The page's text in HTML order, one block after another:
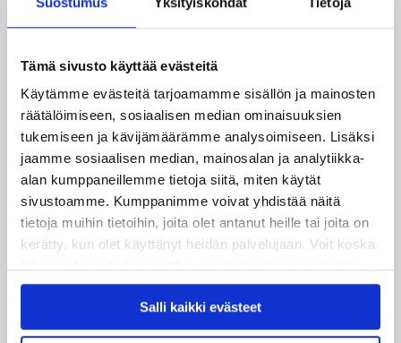
Tämä sivusto käyttää evästeitä
Käytämme evästeitä tarjoamamme sisällön ja mainosten
räätälöimiseen, sosiaalisen median ominaisuuksien
tukemiseen ja kävijämäärämme analysoimiseen. Lisäksi
jaamme sosiaalisen median, mainosalan ja analytiikka-
alan kumppaneillemme tietoja siitä, miten käytät
sivustoamme. Kumppanimme voivat yhdistää näitä
tietoja muihin tietoihin, joita olet antanut heille tai joita on
kerätty, kun olet käyttänyt heidän palvelujaan. Voit koska
käytöstäEvästeet-sivultamme.
Salli kaikki evästeet
Joukkueen yhteisharjoitukset ovat alkaneet – ensimmäinen
JYPin harjoitusottelut tulevalle 2026-2027 kaudelle on
julkaistu!
27.07.2026
Ruotsalaishyökkääjä Arvid Costmar JYPiin
25.06.2026
JYP ja Secto Rally Finland yhteistyöhön
Liiga-kauden 2026-2027 otteluohjelma on julkaistu!